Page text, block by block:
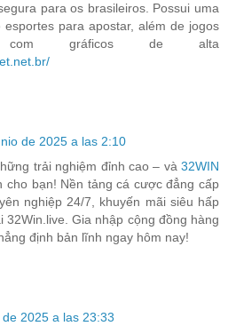
para os brasileiros. Possui uma
para apostar, além de jogos
gráficos de alta
de 2025 a las 2:10
trải nghiệm đỉnh cao – và 32WIN
cho bạn! Nền tảng cá cược đẳng cấp
nghiệp 24/7, khuyến mãi siêu hấp
32Win.live. Gia nhập cộng đồng hàng
định bản lĩnh ngay hôm nay!
2025 a las 23:33